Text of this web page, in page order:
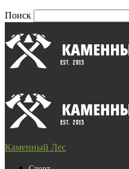
Поиск
Каменный Лес